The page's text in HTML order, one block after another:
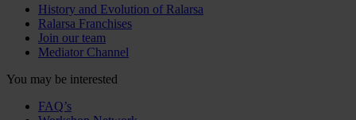
History and Evolution of Ralarsa
Ralarsa Franchises
Join our team
Mediator Channel
You may be interested
FAQ’s